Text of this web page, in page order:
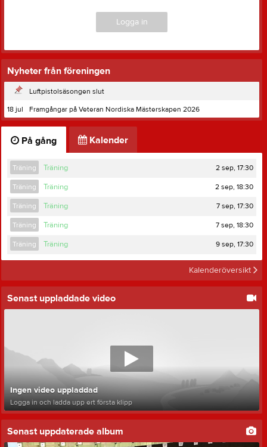
Logga in
Nyheter från föreningen
Luftpistolsäsongen slut
18 jul
Framgångar på Veteran Nordiska Mästerskapen 2026
På gång Kalender
Träning Träning 2 sep, 17:30
Träning Träning 2 sep, 18:30
Träning Träning 7 sep, 17:30
Träning Träning 7 sep, 18:30
Träning Träning 9 sep, 17:30
Kalenderöversikt
Senast uppladdade video
Ingen video uppladdad
Logga in och ladda upp ert första klipp
Senast uppdaterade album